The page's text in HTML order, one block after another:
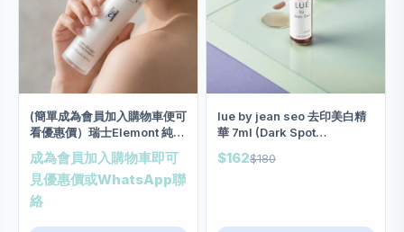
(簡單成為會員加入購物車便可
看優惠價）瑞士Elemont 純源
水療1000倍精華素 (50ml)
成為會員加入購物車即可
見優惠價或WhatsApp聯
絡
lue by jean seo 去印美白精
華 7ml (Dark Spot
$162$180